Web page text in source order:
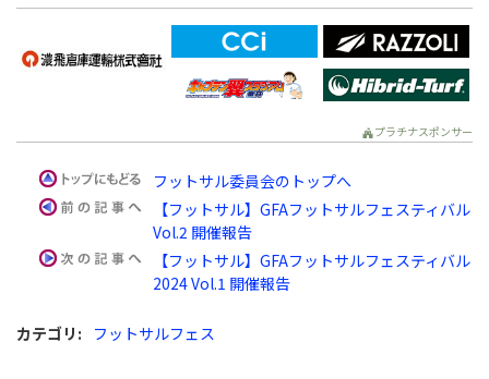
プラチナスポンサー
フットサル委員会のトップへ
【フットサル】GFAフットサルフェスティバル
Vol.2 開催報告
【フットサル】GFAフットサルフェスティバル
2024 Vol.1 開催報告
カテゴリ : フットサルフェス